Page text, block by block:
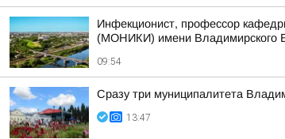
Инфекционист, профессор
(МОНИКИ) имени Владимирского
09:54
Сразу три муниципалитета
13:47